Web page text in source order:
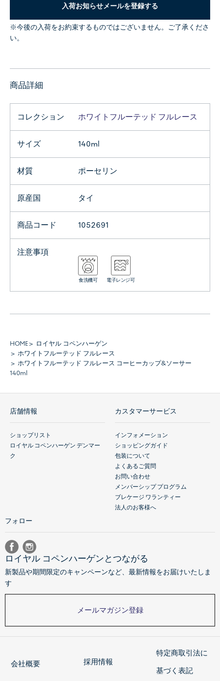
入荷お知らせメールを登録する
※今後の入荷をお約束するものではございません。ご了承くださ
い。
商品詳細
コレクション ホワイトフルーテッド フルレース
サイズ 140ml
材質 ポーセリン
原産国 タイ
商品コード 1052691
注意事項
食洗機可 電子レンジ可
HOME
ロイヤル コペンハーゲン
ホワイトフルーテッド フルレース
ホワイトフルーテッド フルレース コーヒーカップ&ソーサー
140ml
店舗情報
ショップリスト
ロイヤル コペンハーゲン デンマー
ク
カスタマーサービス
インフォメーション
ショッピングガイド
包装について
よくあるご質問
お問い合わせ
メンバーシップ プログラム
ブレケージ ワランティー
法人のお客様へ
フォロー
ロイヤル コペンハーゲンとつながる
新製品や期間限定のキャンペーンなど、最新情報をお届けいたしま
す
メールマガジン登録
会社概要 採用情報
特定商取引法に
基づく表記